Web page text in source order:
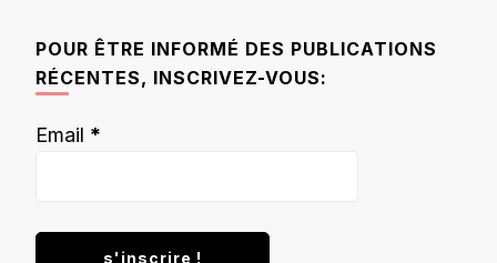
POUR ÊTRE INFORMÉ DES PUBLICATIONS
RÉCENTES, INSCRIVEZ-VOUS:
Email *